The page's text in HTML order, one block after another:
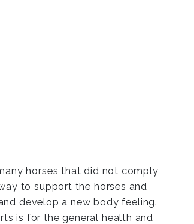
horses that did not comply
to support the horses and
develop a new body feeling.
is for the general health and